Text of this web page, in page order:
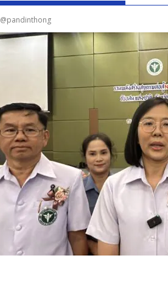
@pandinthong